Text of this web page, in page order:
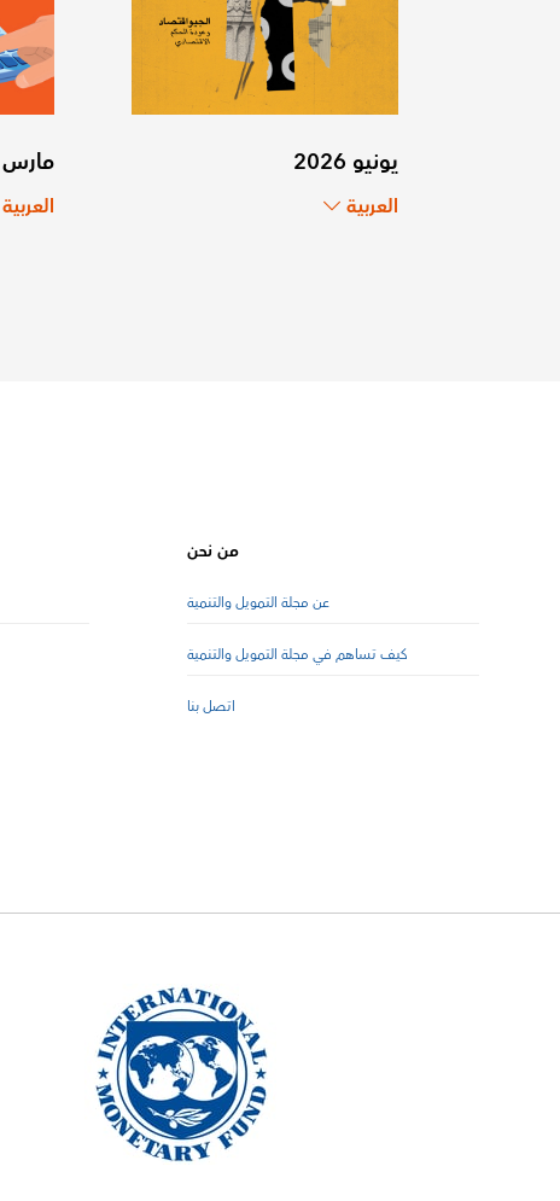
يونيو 2026
العربية
مارس 2026
العربية
من نحن
عن مجلة التمويل والتنمية
كيف تساهم في مجلة التمويل والتنمية
اتصل بنا